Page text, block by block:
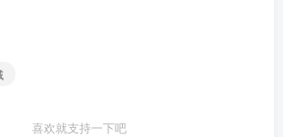
喜欢就支持一下吧